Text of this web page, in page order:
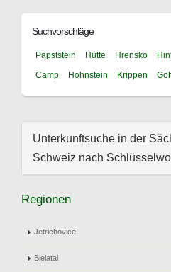
Suchvorschläge
Papststein Hütte Hrensko
Camp
Hohnstein Krippen
Unterkunftsuche in der
Schweiz nach
Regionen
Jetrichovice
Bielatal